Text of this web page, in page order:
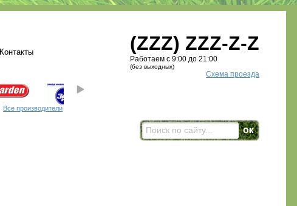
Контакты (ZZZ) ZZZ-Z-Z
Работаем с 9:00 до 21:00
(без выходных)
Схема проезда
Все производители